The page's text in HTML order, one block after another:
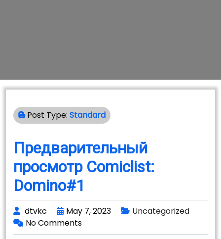
Post Type: Standard
Предварительный
просмотр Comiclist:
Domino#1
dtvkc May 7, 2023
Uncategorized
No Comments